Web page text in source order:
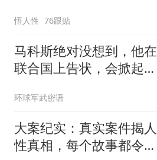
悟人性 76跟贴
马科斯绝对没想到，他在
联合国上告状，会掀起中
环球军武密语
大案纪实：真实案件揭人
性真相，每个故事都令人